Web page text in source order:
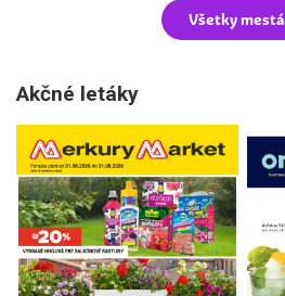
Všetky mestá
Akčné letáky